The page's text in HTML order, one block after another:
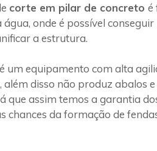
corte em pilar de concreto é
onde é possível
a estrutura.
um equipamento com alta
, além disso não produz abalos
que assim temos a garantia
chances da formação de